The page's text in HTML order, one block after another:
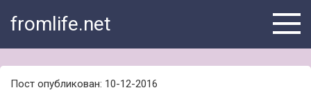
fromlife.net
Пост опубликован: 10-12-2016